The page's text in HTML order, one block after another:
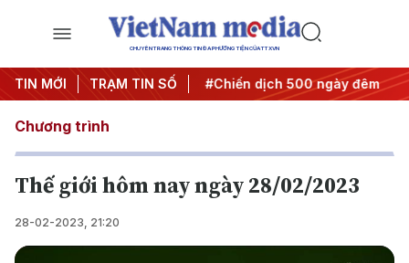
CHUYÊN TRANG THÔNG TIN ĐA PHƯƠNG TIỆN CỦA TTXVN
TIN MỚI TRẠM TIN SỐ
quyết thành hành động #Chiến dịch 500 ngày đêm
Chương trình
Thế giới hôm nay ngày 28/02/2023
28-02-2023, 21:20